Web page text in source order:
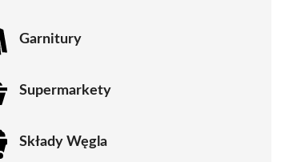
Garnitury
Supermarkety
Składy Węgla